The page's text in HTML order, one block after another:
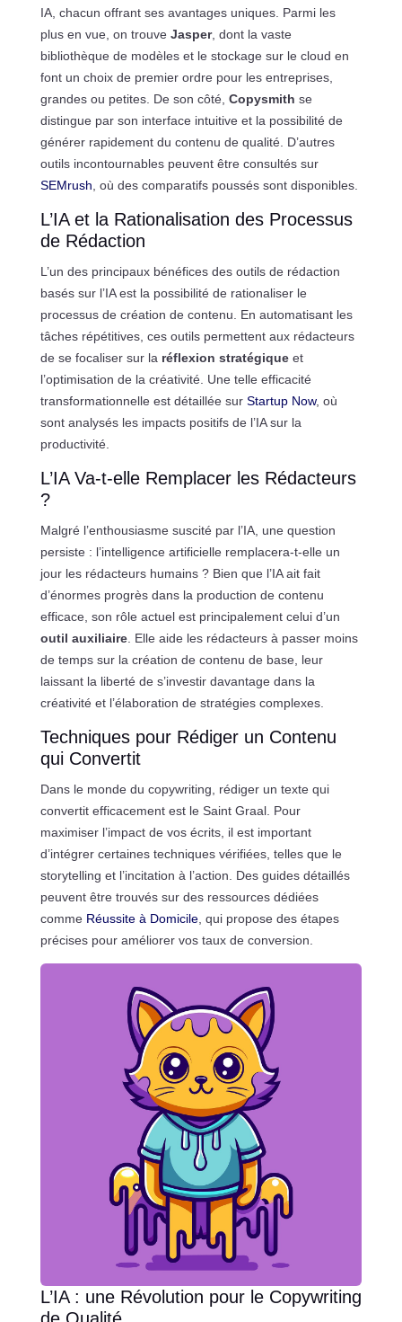
IA, chacun offrant ses avantages uniques. Parmi les
plus en vue, on trouve Jasper, dont la vaste
bibliothèque de modèles et le stockage sur le cloud en
font un choix de premier ordre pour les entreprises,
grandes ou petites. De son côté, Copysmith se
distingue par son interface intuitive et la possibilité de
générer rapidement du contenu de qualité. D’autres
outils incontournables peuvent être consultés sur
SEMrush, où des comparatifs poussés sont disponibles.
L’IA et la Rationalisation des Processus
de Rédaction
L’un des principaux bénéfices des outils de rédaction
basés sur l’IA est la possibilité de rationaliser le
processus de création de contenu. En automatisant les
tâches répétitives, ces outils permettent aux rédacteurs
de se focaliser sur la réflexion stratégiqueet
l’optimisation de la créativité. Une telle efficacité
transformationnelle est détaillée sur Startup Now, où
sont analysés les impacts positifs de l’IA sur la
productivité.
L’IA Va-t-elle Remplacer les Rédacteurs
?
Malgré l’enthousiasme suscité par l’IA, une question
persiste : l’intelligence artificielle remplacera-t-elle un
jour les rédacteurs humains ? Bien que l’IA ait fait
d’énormes progrès dans la production de contenu
efficace, son rôle actuel est principalement celui d’un
outil auxiliaire. Elle aide les rédacteurs à passer moins
de temps sur la création de contenu de base, leur
laissant la liberté de s’investir davantage dans la
créativité et l’élaboration de stratégies complexes.
Techniques pour Rédiger un Contenu
qui Convertit
Dans le monde du copywriting, rédiger un texte qui
convertit efficacement est le Saint Graal. Pour
maximiser l’impact de vos écrits, il est important
d’intégrer certaines techniques vérifiées, telles que le
storytelling et l’incitation à l’action. Des guides détaillés
peuvent être trouvés sur des ressources dédiées
comme Réussite à Domicile, qui propose des étapes
précises pour améliorer vos taux de conversion.
L’IA : une Révolution pour le Copywriting